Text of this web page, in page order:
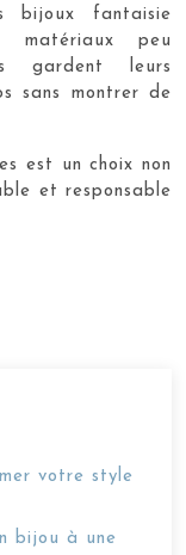
bijoux fantaisie
matériaux peu
gardent leurs
sans montrer de
est un choix non
et responsable
votre style
bijou à une